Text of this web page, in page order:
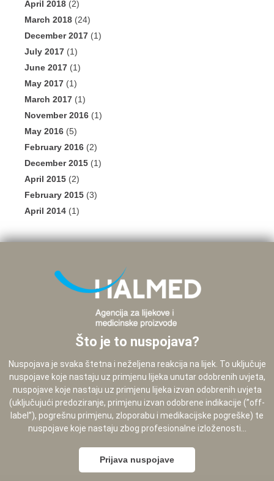
April 2018 (2)
March 2018 (24)
December 2017 (1)
July 2017 (1)
June 2017 (1)
May 2017 (1)
March 2017 (1)
November 2016 (1)
May 2016 (5)
February 2016 (2)
December 2015 (1)
April 2015 (2)
February 2015 (3)
April 2014 (1)
Što je to nuspojava?
Nuspojava je svaka štetna i neželjena reakcija na lijek. To uključuje
nuspojave koje nastaju uz primjenu lijeka unutar odobrenih uvjeta,
nuspojave koje nastaju uz primjenu lijeka izvan odobrenih uvjeta
(uključujući predoziranje, primjenu izvan odobrene indikacije (”off-
label”), pogrešnu primjenu, zloporabu i medikacijske pogreške) te
nuspojave koje nastaju zbog profesionalne izloženosti...
Prijava nuspojave